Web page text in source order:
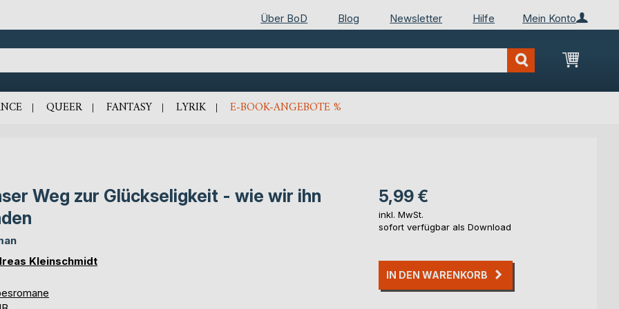
Mein Konto
Über BoD Blog Newsletter Hilfe
Mein
QUEER FANTASY LYRIK E-BOOK-ANGEBOTE %
Weg zur Glückseligkeit - wie wir ihn
Kleinschmidt
5,99 €
inkl. MwSt.
sofort verfügbar als Download
IN DEN WARENKORB